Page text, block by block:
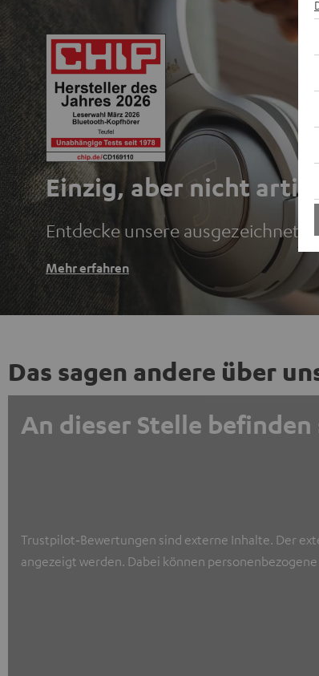
Einzig, aber nicht artig.
Entdecke unsere
Mehr erfahren
Das sagen andere über
An dieser Stelle
Trustpilot‑Bewertungen sind externe Inhalte. Der
angezeigt werden. Dabei können